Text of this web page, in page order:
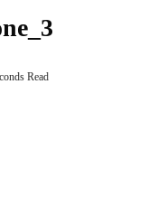
Read